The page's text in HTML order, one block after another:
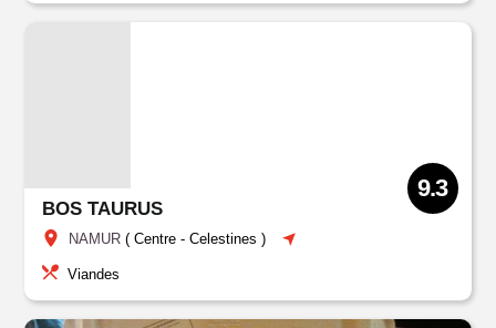
BOS TAURUS
NAMUR (Centre - Celestines )
9.3
Viandes